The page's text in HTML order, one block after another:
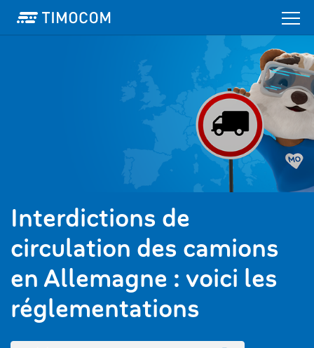
Interdictions de
circulation des camions
en Allemagne : voici les
réglementations